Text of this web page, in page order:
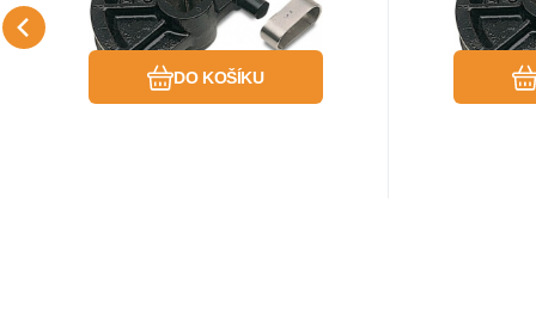
DO KOŠÍKU
Oblíbený
Porovnat